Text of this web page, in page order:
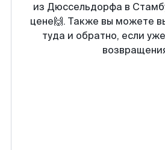
из Дюссельдорфа в
цене🙌. Также вы можете
туда и обратно, если